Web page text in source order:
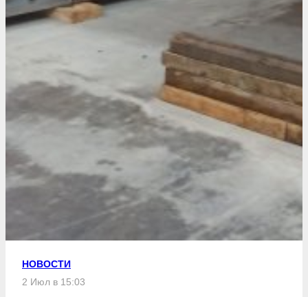
НОВОСТИ
2 Июл в 15:03